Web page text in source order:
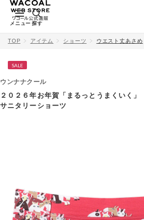
メニュー 探す
TOP アイテム ショーツ ウエスト丈あさめ
SALE
ウンナナクール
２０２６年お年賀「まるっとうまくいく」
サニタリーショーツ